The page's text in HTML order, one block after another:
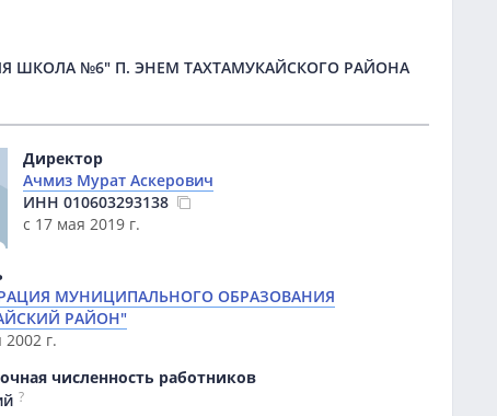
ШКОЛА №6" П. ЭНЕМ ТАХТАМУКАЙСКОГО РАЙОНА
Директор
Ачмиз Мурат Аскерович
ИНН 010603293138
с 17 мая 2019 г.
МУНИЦИПАЛЬНОГО ОБРАЗОВАНИЯ
РАЙОН"
2002 г.
численность работников
?